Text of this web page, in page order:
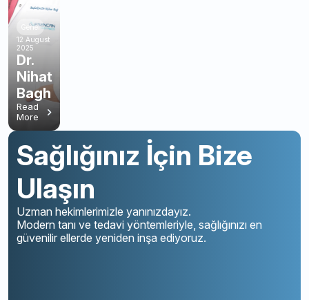
Genel
12 August
2025
Dr.
Nihat
Bagh
Read
More
Sağlığınız İçin Bize
Ulaşın
Uzman hekimlerimizle yanınızdayız.
Modern tanı ve tedavi yöntemleriyle, sağlığınızı en
güvenilir ellerde yeniden inşa ediyoruz.